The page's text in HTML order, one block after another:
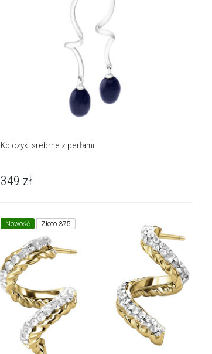
Kolczyki srebrne z perłami
349 zł
Nowość Złoto 375